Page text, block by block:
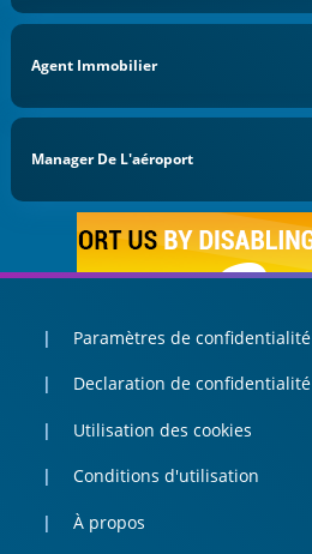
Agent Immobilier
Manager De L'aéroport
Paramètres de confidentialité
Declaration de confidentialité
Utilisation des cookies
Conditions d'utilisation
À propos